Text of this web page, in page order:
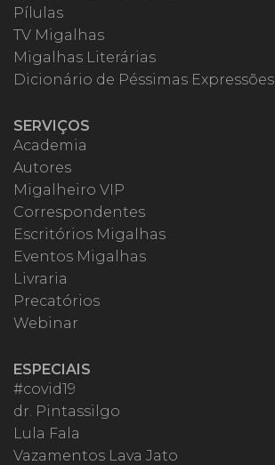
Pílulas
TV Migalhas
Migalhas Literárias
Dicionário de Péssimas Expressões
SERVIÇOS
Academia
Autores
Migalheiro VIP
Correspondentes
Escritórios Migalhas
Eventos Migalhas
Livraria
Precatórios
Webinar
ESPECIAIS
#covid19
dr. Pintassilgo
Lula Fala
Vazamentos Lava Jato